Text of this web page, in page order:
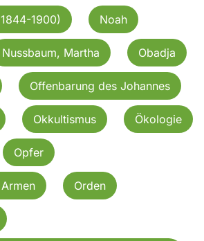
1900) Noah
Nussbaum, Martha Obadja
Offenbarung des Johannes
Okkultismus Ökologie
Opfer
Orden